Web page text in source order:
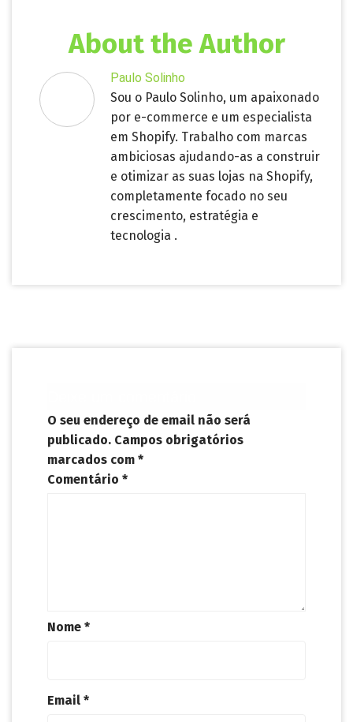
About the Author
Paulo Solinho
Sou o Paulo Solinho, um apaixonado
por e-commerce e um especialista
em Shopify. Trabalho com marcas
ambiciosas ajudando-as a construir
e otimizar as suas lojas na Shopify,
completamente focado no seu
crescimento, estratégia e
tecnologia .
O seu endereço de email não será
publicado. Campos obrigatórios
marcados com *
Comentário *
Nome *
Email *